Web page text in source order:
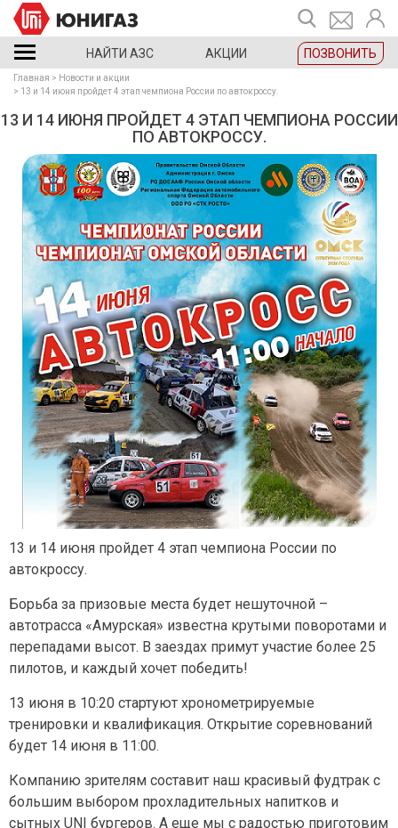
НАЙТИ АЗС АКЦИИ ПОЗВОНИТЬ
Главная
Новости и акции
13 и 14 июня пройдет 4 этап чемпиона России по автокроссу.
13 И 14 ИЮНЯ ПРОЙДЕТ 4 ЭТАП ЧЕМПИОНА РОССИИ
ПО АВТОКРОССУ.
13 и 14 июня пройдет 4 этап чемпиона России по
автокроссу.
Борьба за призовые места будет нешуточной –
автотрасса «Амурская» известна крутыми поворотами и
перепадами высот. В заездах примут участие более 25
пилотов, и каждый хочет победить!
13 июня в 10:20 стартуют хронометрируемые
тренировки и квалификация. Открытие соревнований
будет 14 июня в 11:00.
Компанию зрителям составит наш красивый фудтрак с
большим выбором прохладительных напитков и
сытных UNI бургеров. А еще мы с радостью приготовим